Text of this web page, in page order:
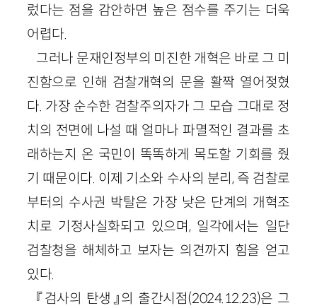
렀다는 점을 감안하면 높은 점수를 주기는 더욱
어렵다.
그러나 문재인정부의 미진한 개혁은 바로 그 미
진함으로 인해 검찰개혁의 문을 활짝 열어젖혔
다. 가장 순수한 검찰주의자가 그 모습 그대로 정
치의 전면에 나설 때 얼마나 파멸적인 결과를 초
래하는지 온 국민이 똑똑하게 목도할 기회를 줬
기 때문이다. 이제 기소와 수사의 분리, 즉 검찰로
부터의 수사권 박탈은 가장 낮은 단계의 개혁조
치로 기정사실화되고 있으며, 일각에서는 일단
검찰청을 해체하고 보자는 의견까지 힘을 얻고
있다.
『검사의 탄생』의 출간시점(2024.12.23)은 그